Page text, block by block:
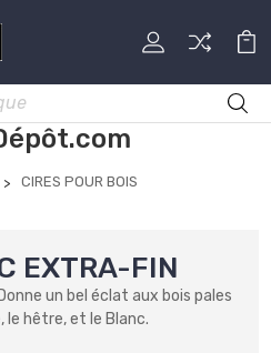
CIRES POUR BOIS
EXTRA-FIN
un bel éclat aux bois pales
le hêtre, et le Blanc.